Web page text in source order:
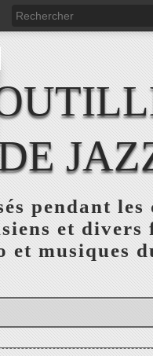
pendant les
et divers
musiques